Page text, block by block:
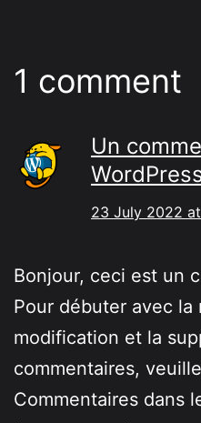
1 comment
Un
23 July 2022 at
Bonjour, ceci est un
Pour débuter avec la
modification et la
commentaires,
Commentaires dans